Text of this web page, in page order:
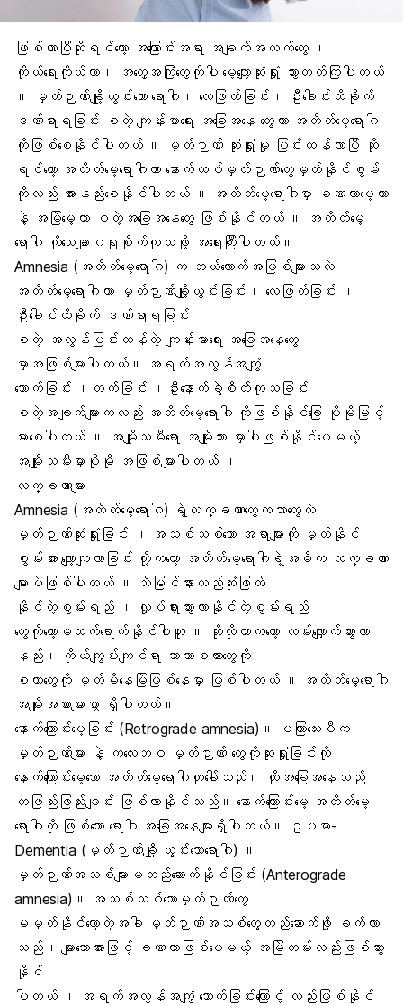
ဖြစ်လာပြီဆိုရင်တော့ အကြောင်းအရာ အချက်အလက်တွေ ၊
ကိုယ်ရေးကိုယ်တာ၊ အတွေ့အကြုံတွေကိုပါ မေ့လျော့ဆုံးရှုံး သွားတတ်ကြပါတယ်
။ မှတ်ဉာဏ်ချို့ယွင်းသော ရောဂါ၊ လေဖြတ်ခြင်း၊ ဦးခေါင်းထိခိုက်
ဒဏ်ရာရခြင်း စတဲ့ ကျန်းမာရေး အခြေအနေ တွေဟာ အတိတ်မေ့ရောဂါ
ကိုဖြစ်စေနိုင်ပါတယ် ။ မှတ်ဉာဏ် ဆုံးရှုံးမှု ပြင်းထန်လာပြီ ဆို
ရင်တော့ အတိတ်မေ့ရောဂါဟာ နောက်ထပ်မှတ်ဉာဏ်တွေမှတ်နိုင်စွမ်း
ကိုလည်း အားနည်းစေနိုင်ပါတယ် ။ အတိတ်မေ့ရောဂါမှာ ခဏတာမေ့တာ
နဲ့ အမြဲမေ့တာ စတဲ့အခြေအနေတွေ ဖြစ်နိုင်တယ် ။ အတိတ်မေ့
ရောဂါ ကိုသေချာဂရုစိုက်ကုသဖို့ အရေးကြီးပါတယ်။
Amnesia (အတိတ်မေ့ရောဂါ) က ဘယ်လောက်အဖြစ်များသလဲ
အတိတ်မေ့ရောဂါဟာ မှတ်ဉာဏ်ချို့ယွင်းခြင်း၊ လေဖြတ်ခြင်း ၊
ဦးခေါင်းထိခိုက် ဒဏ်ရာရခြင်း
စတဲ့ အလွန်ပြင်းထန်တဲ့ ကျန်းမာရေး အခြေအနေတွေ
မှာအဖြစ်များပါတယ်။ အရက်အလွန်အကျွံ
သောက်ခြင်း ၊တက်ခြင်း ၊ဦးနှောက်ခွဲစိတ်ကုသခြင်း
စတဲ့အချက်များကလည်း အတိတ်မေ့ရောဂါ ကိုဖြစ်နိုင်ခြေ ပိုမိုမြင့်
မားစေပါတယ် ။ အမျိုးသမီးရော အမျိုးသား မှာပါဖြစ်နိုင်ပေမယ့်
အမျိုးသမီးမှာပိုမို အဖြစ်များပါတယ် ။
လက္ခဏာများ
Amnesia (အတိတ်မေ့ရောဂါ) ရဲ့လက္ခဏာတွေကဘာတွေလဲ
မှတ်ဉာဏ်ဆုံးရှုံးခြင်း ။ အသစ်သစ်သော အရာများကို မှတ်နိုင်
စွမ်းအား လျော့ကျလာခြင်း တို့ကတော့ အတိတ်မေ့ရောဂါရဲ့အဓိက လက္ခဏာ
များပဲဖြစ်ပါတယ် ။ သိမြင်နားလည်ဆုံးဖြတ်
နိုင်တဲ့စွမ်းရည် ၊ လှုပ်ရှားသွားလာနိုင်တဲ့စွမ်းရည်
တွေကိုတော့မသက်ရောက်နိုင်ပါဘူး ။ ဆိုလိုတာကတော့ လမ်းလျှောက်သွားလာ
နည်း၊ ကိုယ်ကျွမ်းကျင်ရာ ဘာသာစကားတွေကို
စတာတွေကို မှတ်မိနေမြဲဖြစ်နေမှာ ဖြစ်ပါတယ် ။ အတိတ်မေ့ရောဂါ
အမျိုးအစားများစွာ ရှိပါတယ်။
နောက်ကြောင်းမေ့ခြင်း (Retrograde amnesia)။ မကြာသေးမီက
မှတ်ဉာဏ်များ နဲ့ ကလေးဘဝ မှတ်ဉာဏ် တွေကိုဆုံးရှုံးခြင်းကို
နောက်ကြောင်းမေ့သော အတိတ်မေ့ရောဂါဟုခေါ်သည်။ ထိုအခြေအနေသည်
တဖြည်းဖြည်းချင်း ဖြစ်လာနိုင်သည်။ နောက်ကြောင်းမေ့ အတိတ်မေ့
ရောဂါကို ဖြစ်သော ရောဂါ အခြေအနေများရှိပါတယ်။ ဥပမာ-
Dementia (မှတ်ဉာဏ်ချို့ ယွင်းသောရောဂါ) ။
မှတ်ဉာဏ်အသစ်များမတည်ဆောက်နိုင်ခြင်း (Anterograde
amnesia)။ အသစ်သစ်သောမှတ်ဉာဏ်တွေ
မမှတ်နိုင်တော့တဲ့အခါ မှတ်ဉာဏ်အသစ်တွေတည်ဆောက်ဖို့ ခက်လာ
သည်။ များသောအားဖြင့် ခဏတာဖြစ်ပေမယ့် အမြဲတမ်းလည်းဖြစ်သွား
နိုင်
ပါတယ် ။ အရက်အလွန်အကျွံ သောက်ခြင်းကြောင့် လည်းဖြစ်နိုင်